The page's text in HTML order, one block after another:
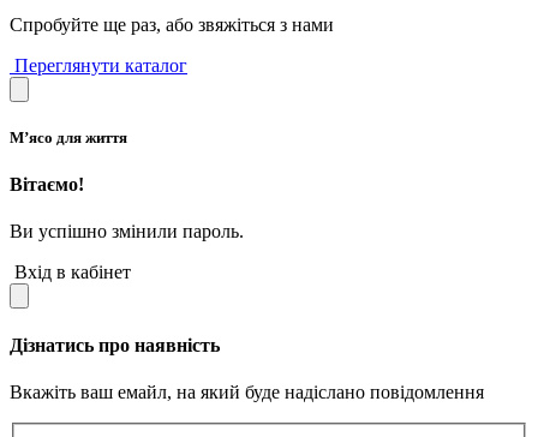
Спробуйте ще раз, або звяжіться з нами
Переглянути каталог
М’ясо для життя
Вітаємо!
Ви успішно змінили пароль.
Вхід в кабінет
Дізнатись про наявність
Вкажіть ваш емайл, на який буде надіслано повідомлення